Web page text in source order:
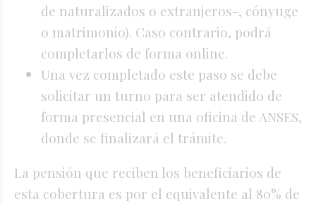
de naturalizados o extranjeros-, cónyuge
o matrimonio). Caso contrario, podrá
completarlos de forma online.
Una vez completado este paso se debe
solicitar un turno para ser atendido de
forma presencial en una oficina de ANSES,
donde se finalizará el trámite.
La pensión que reciben los beneficiarios de
esta cobertura es por el equivalente al 80% de